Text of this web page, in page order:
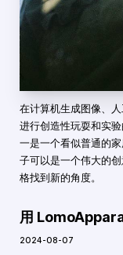
在计算机生成图像、
进行创造性玩耍和实
一是一个看似普通的
子可以是一个伟大的
格找到新的角度。
用
2024-08-07